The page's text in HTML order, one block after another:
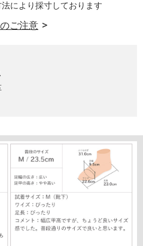
により採寸しております
ご注意